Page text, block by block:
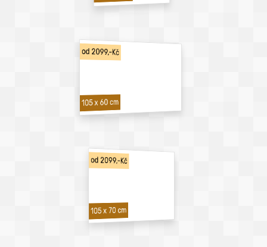
od 2099,-Kč
105 x 60 cm
od 2099,-Kč
105 x 70 cm